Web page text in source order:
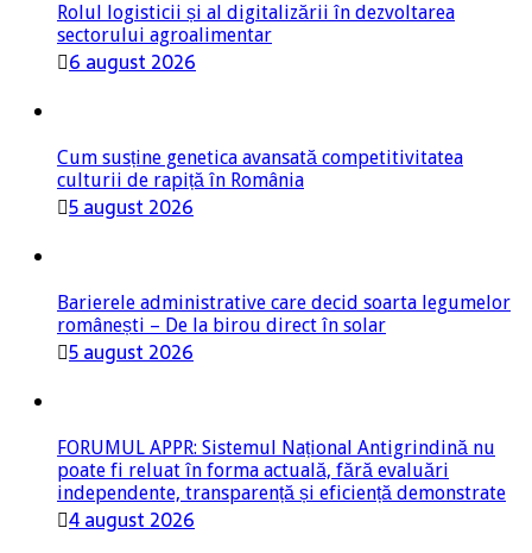
Rolul logisticii și al digitalizării în dezvoltarea
sectorului agroalimentar
6 august 2026
Cum susține genetica avansată competitivitatea
culturii de rapiță în România
5 august 2026
Barierele administrative care decid soarta legumelor
românești – De la birou direct în solar
5 august 2026
FORUMUL APPR: Sistemul Național Antigrindină nu
poate fi reluat în forma actuală, fără evaluări
independente, transparență și eficiență demonstrate
4 august 2026